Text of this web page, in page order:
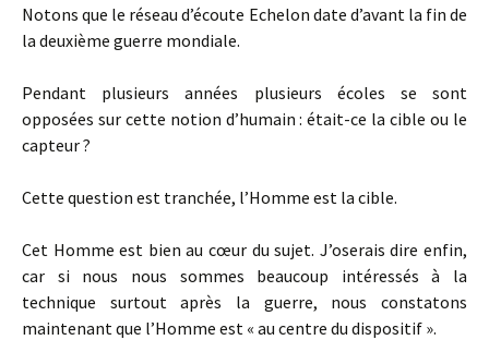
Notons que le réseau d’écoute Echelon date d’avant la fin de
la deuxième guerre mondiale.
Pendant plusieurs années plusieurs écoles se sont
opposées sur cette notion d’humain : était-ce la cible ou le
capteur ?
Cette question est tranchée, l’Homme est la cible.
Cet Homme est bien au cœur du sujet. J’oserais dire enfin,
car si nous nous sommes beaucoup intéressés à la
technique surtout après la guerre, nous constatons
maintenant que l’Homme est « au centre du dispositif ».